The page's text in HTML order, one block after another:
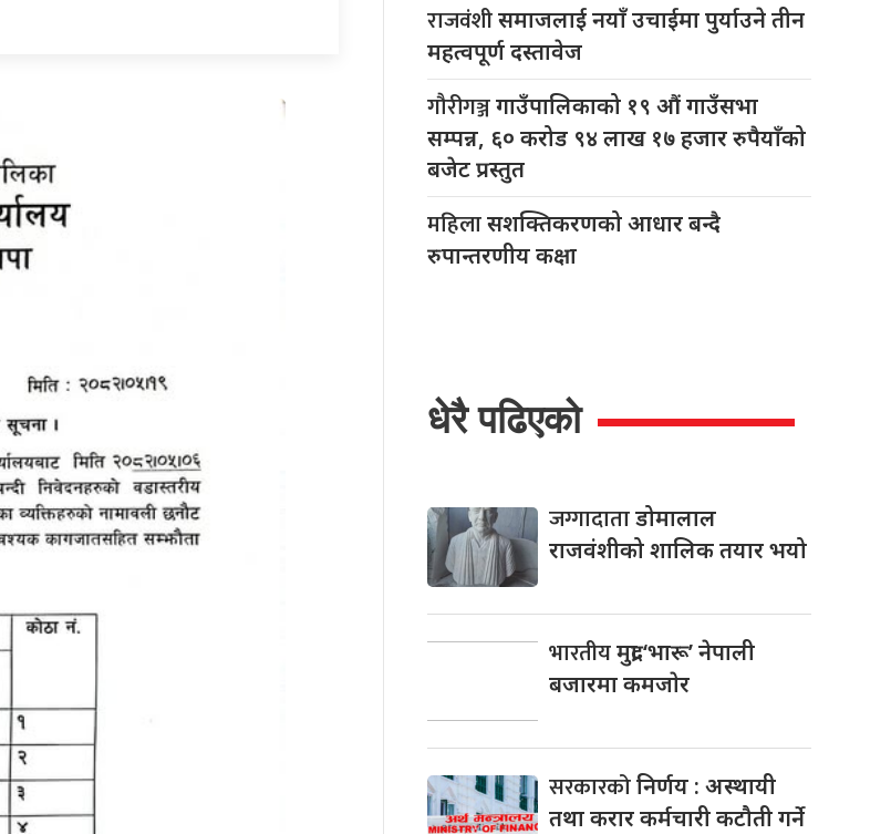
राजवंशीसमाजलाई नयाँ उचाईमा पुर्याउने तीन
महत्वपूर्ण दस्तावेज
गौरीगञ्जगाउँपालिकाको १९ औं गाउँसभा
सम्पन्न, ६० करोड ९४ लाख १७ हजार रुपैयाँको
बजेट प्रस्तुत
महिलासशक्तिकरणको आधार बन्दै
रुपान्तरणीय कक्षा
धेरै पढिएको
जग्गादाताडोमालाल
राजवंशीको शालिक तयार भयो
भारतीयमुद्रा ‘भारू’ नेपाली
बजारमा कमजाेर
सरकारकोनिर्णय : अस्थायी
तथा करार कर्मचारी कटौती गर्ने